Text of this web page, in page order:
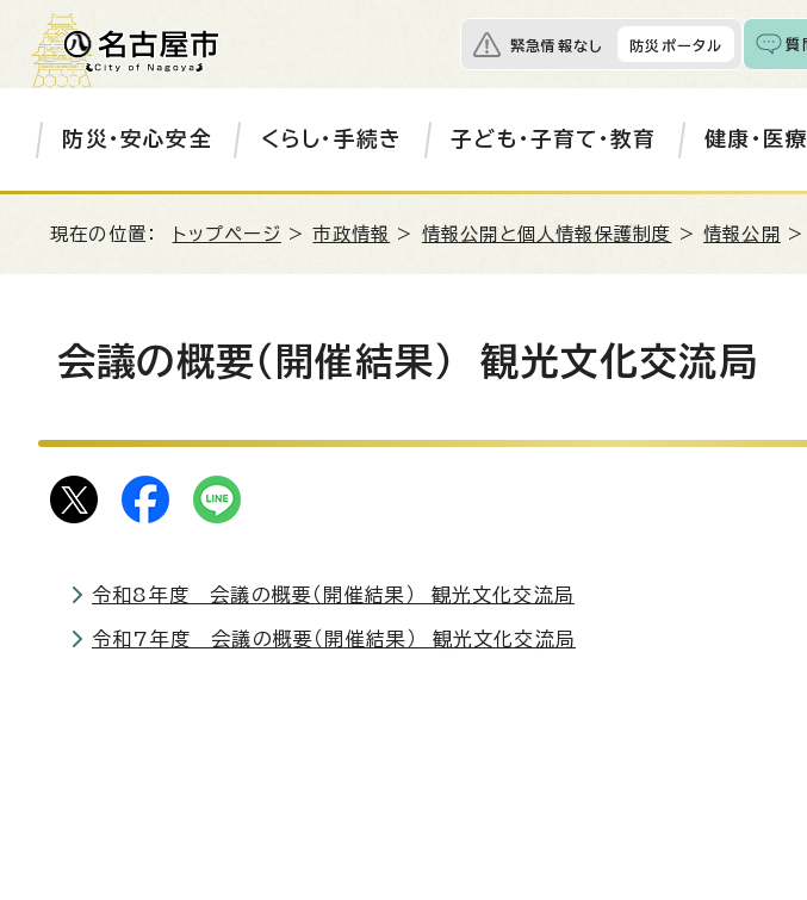
緊急情報なし 防災ポータル 質
防災・安心安全 くらし・手続き 子ども・子育て・教育 健康・医
現在の位置： トップページ >市政情報 > 情報公開と個人情報保護制度 >情報公開 >
会議の概要（開催結果） 観光文化交流局
令和8年度 会議の概要（開催結果） 観光文化交流局
令和7年度 会議の概要（開催結果） 観光文化交流局